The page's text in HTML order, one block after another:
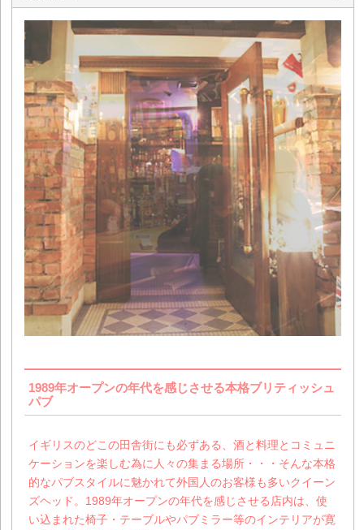
1989年オープンの年代を感じさせる本格ブリティッシュ
パブ
イギリスのどこの田舎街にも必ずある、酒と料理とコミュニ
ケーションを楽しむ為に人々の集まる場所・・・そんな本格
的なパブスタイルに魅かれて外国人のお客様も多いクイーン
ズヘッド。1989年オープンの年代を感じさせる店内は、使
い込まれた椅子・テーブルやパブミラー等のインテリアが寛